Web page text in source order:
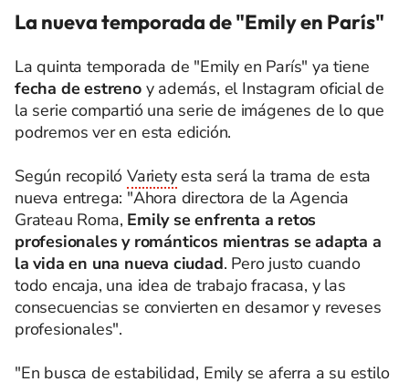
La nueva temporada de "Emily en París"
La quinta temporada de "Emily en París" ya tiene
fecha de estrenoy además, el Instagram oficial de
la serie compartió una serie de imágenes de lo que
podremos ver en esta edición.
Según recopilóVarietyesta será la trama de esta
nueva entrega: "Ahora directora de la Agencia
Grateau Roma, Emily se enfrenta a retos
profesionales y románticos mientras se adapta a
la vida en una nueva ciudad. Pero justo cuando
todo encaja, una idea de trabajo fracasa, y las
consecuencias se convierten en desamor y reveses
profesionales".
"En busca de estabilidad, Emily se aferra a su estilo